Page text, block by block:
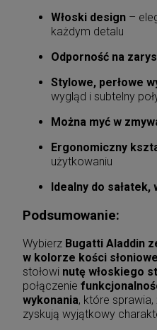
Włoski design –
każdym detalu
Odporność na
Stylowe, perłowe
wygląd i subtelny
Można myć w
Ergonomiczny
użytkowaniu
Idealny do
Podsumowanie:
Wybierz Bugatti Aladdin
w kolorze kości
stołowi nutę włoskiego
połączenie
wykonania, które
zyskują wyjątkowy